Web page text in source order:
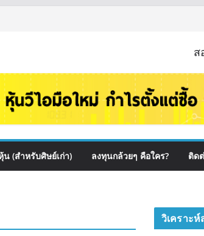
ส
น (สำหรับศิษย์เก่า) ลงทุนกล้วยๆ คือใคร? ติด
วิเคราะ